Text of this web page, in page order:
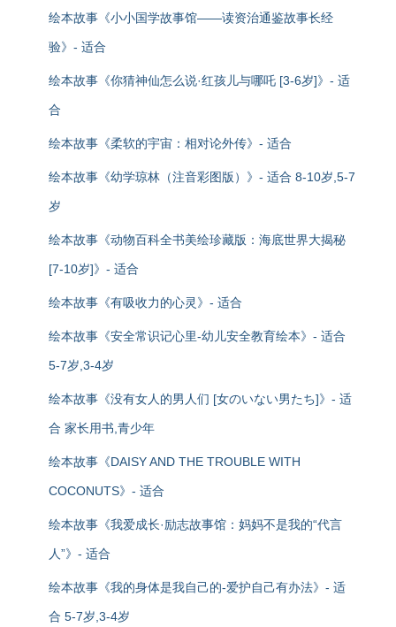
绘本故事《小小国学故事馆——读资治通鉴故事长经
验》- 适合
绘本故事《你猜神仙怎么说·红孩儿与哪吒 [3-6岁]》- 适
合
绘本故事《柔软的宇宙：相对论外传》- 适合
绘本故事《幼学琼林（注音彩图版）》- 适合 8-10岁,5-7
岁
绘本故事《动物百科全书美绘珍藏版：海底世界大揭秘
[7-10岁]》- 适合
绘本故事《有吸收力的心灵》- 适合
绘本故事《安全常识记心里-幼儿安全教育绘本》- 适合
5-7岁,3-4岁
绘本故事《没有女人的男人们 [女のいない男たち]》- 适
合 家长用书,青少年
绘本故事《DAISY AND THE TROUBLE WITH
COCONUTS》- 适合
绘本故事《我爱成长·励志故事馆：妈妈不是我的“代言
人”》- 适合
绘本故事《我的身体是我自己的-爱护自己有办法》- 适
合 5-7岁,3-4岁